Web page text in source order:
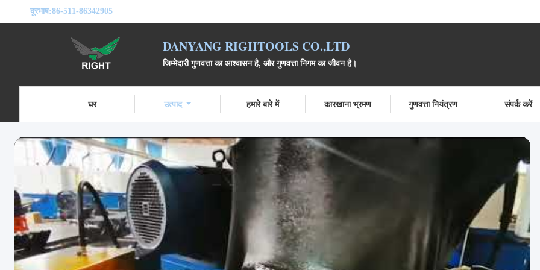
दूरभाष:86-511-86342905
DANYANG RIGHTOOLS CO.,LTD
जिम्मेदारी गुणवत्ता का आश्वासन है, और गुणवत्ता निगम का जीवन है।
घर उत्पाद हमारे बारे में कारखाना भ्रमण गुणवत्ता नियंत्रण संपर्क करें